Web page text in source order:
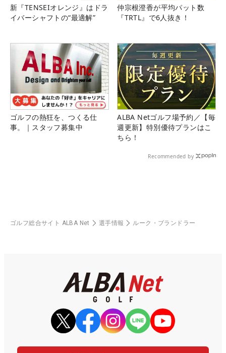
新『TENSEIオレンジ』はドラ
イバーシャフトの“最適解”
仲宗根澄香が平均パット数
『TRTL』で6人抜き！
ゴルフの熱狂を、つくる仕
事。｜スタッフ募集中
ALBA Netゴルフ場予約／【毎
週更新】特別優待プランはこ
ちら！
Recommended by
ゴルフ総合サイト ALBA Net 選手情報 ルーク・ブランドラー